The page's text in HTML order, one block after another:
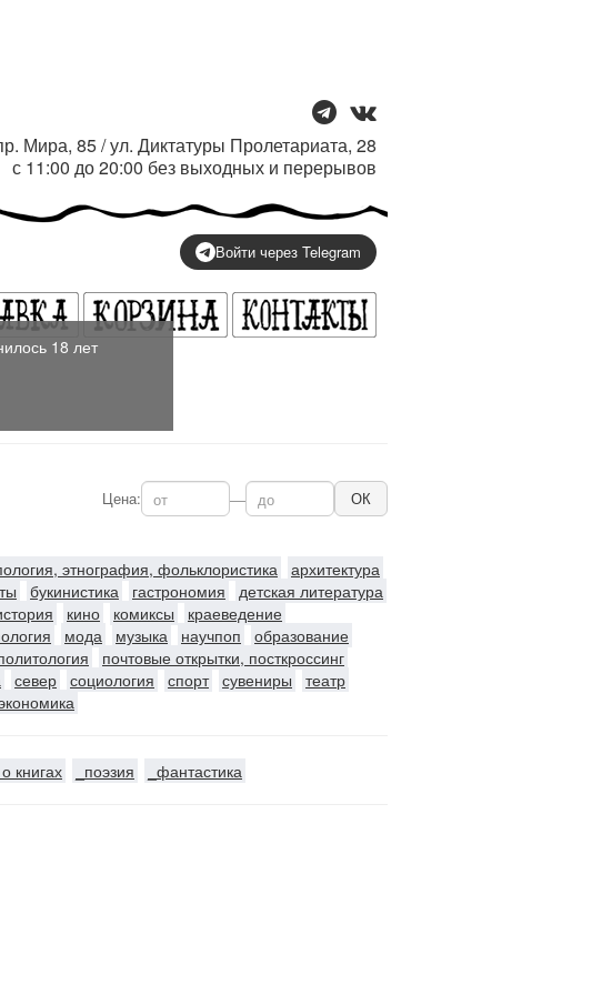
Мира, 85 / ул. Диктатуры Пролетариата, 28
с 11:00 до 20:00 без выходных и перерывов
Войти через Telegram
Цена: — ОК
этнография, фольклористика
архитектура
букинистика гастрономия
детская литература
кино комиксы
краеведение
мода музыка научпоп
образование
почтовые открытки, посткроссинг
север социология спорт сувениры
театр
о книгах _поэзия _фантастика
18 лет